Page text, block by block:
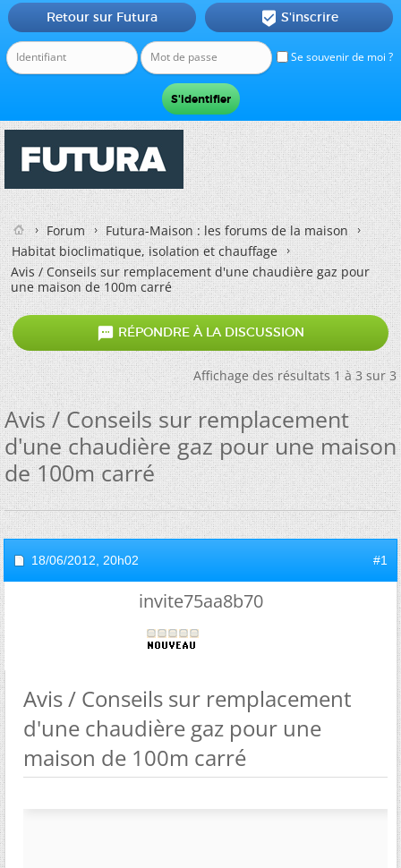
Se souvenir de moi ?
Retour sur Futura  S'inscrire
Forum
Futura-Maison : les forums de la maison
Habitat bioclimatique, isolation et chauffage
Avis / Conseils sur remplacement d'une chaudière gaz pour
une maison de 100m carré
 RÉPONDRE À LA DISCUSSION
Affichage des résultats 1 à 3 sur 3
Avis / Conseils sur remplacement
d'une chaudière gaz pour une maison
de 100m carré
18/06/2012, 20h02 #1
invite75aa8b70
Avis / Conseils sur remplacement
d'une chaudière gaz pour une
maison de 100m carré